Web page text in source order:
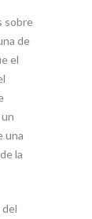
sobre
de
el
una
la
del